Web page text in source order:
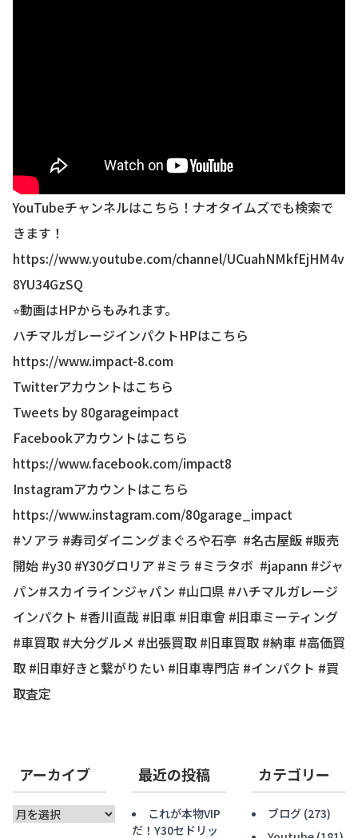
YouTubeチャンネルはこちら！ナオタイムズでも検索で
きます！
https://www.youtube.com/channel/UCuahNMkfEjHM4v
8YU34GzSQ
⭐︎動画はHPからもみれます。
ハチマルガレージインパクトHPはこちら
https://www.impact-8.com
Twitterアカウントはこちら
Tweets by 80garageimpact
Facebookアカウントはこちら
https://www.facebook.com/impact8
Instagramアカウントはこちら
https://www.instagram.com/80garage_impact
#ソアラ #寿司ダイニングまぐろや石亭 #名古屋飯 #販売
開始 #y30 #Y30グロリア #ミラ #ミラタボ #japann #ジャ
パン#スカイラインジャパン #山口県 #ハチマルガレージ
インパクト #香川直哉 #旧車 #旧車會 #旧車ミーティング
#車買取 #大分グルメ #出張買取 #旧車買取 #納車 #高価買
取 #旧車好きと繋がりたい #旧車専門店 #インパクト #買
取査定
アーカイブ
ア
最近の投稿
これが本物VIP
だ！Y30セドリッ
カテゴリー
ブログ(273)